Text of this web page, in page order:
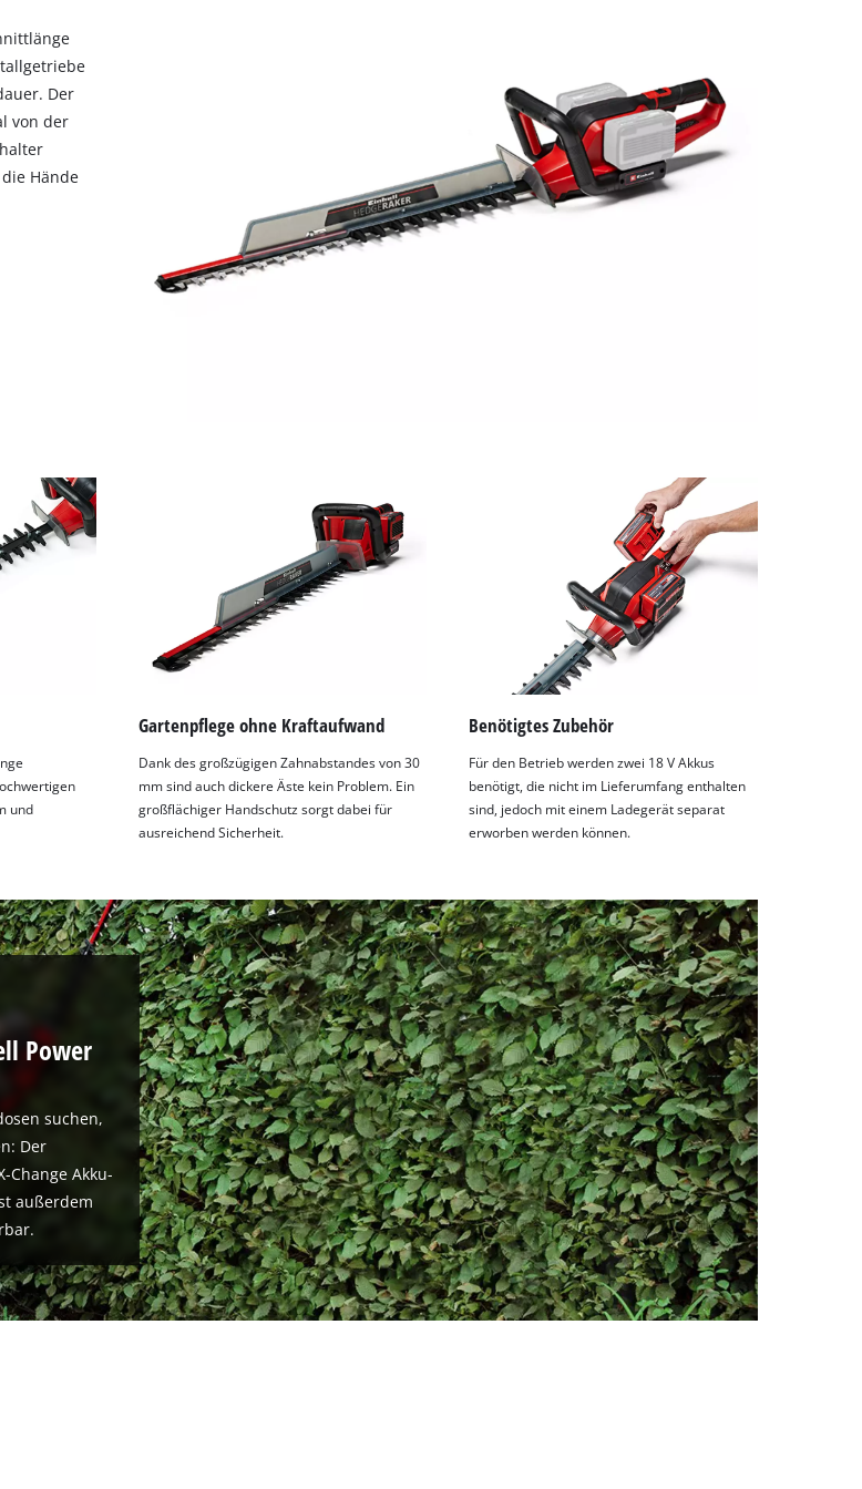
with their CMP to add this content
by
Management Platform
Der
von der
Hände
und
Gartenpflege ohne Kraftaufwand
Dank des großzügigen Zahnabstandes von 30
mm sind auch dickere Äste kein Problem. Ein
großflächiger Handschutz sorgt dabei für
ausreichend Sicherheit.
Benötigtes Zubehör
Für den Betrieb werden zwei 18 V Akkus
benötigt, die nicht im Lieferumfang enthalten
sind, jedoch mit einem Ladegerät separat
erworben werden können.
Power
suchen,
Der
Change Akku-
außerdem